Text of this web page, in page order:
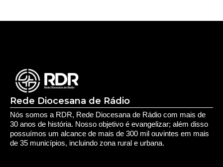
Deixe seu Comentário:
Comments are closed.